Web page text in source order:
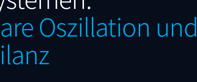
Oszillation und